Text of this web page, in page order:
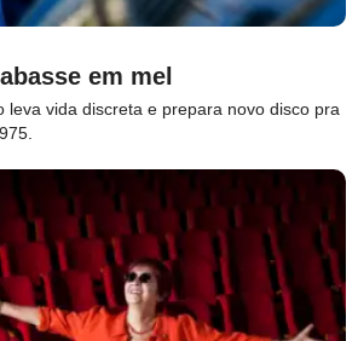
em mel
leva vida discreta e prepara novo disco pra